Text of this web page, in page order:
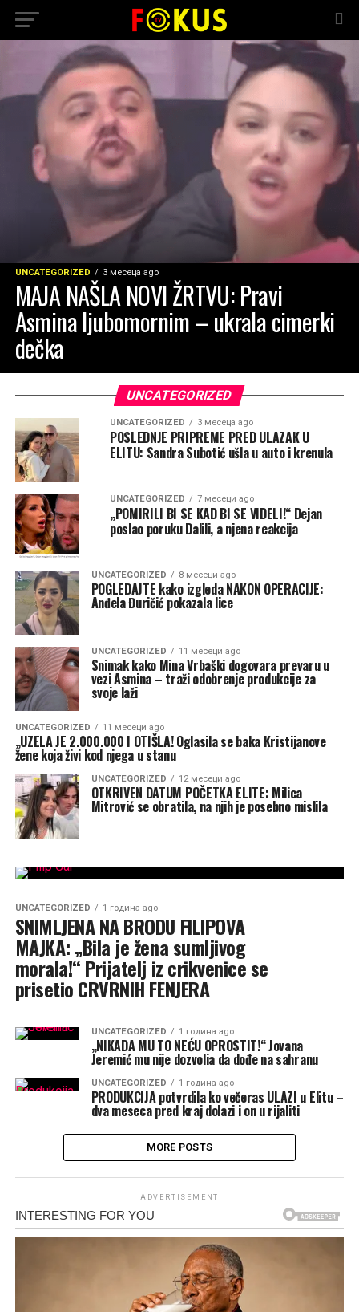
UNCATEGORIZED 3 месеца ago
MAJA NAŠLA NOVI ŽRTVU: Pravi
Asmina ljubomornim – ukrala cimerki
dečka
UNCATEGORIZED
UNCATEGORIZED 3 месеца ago
POSLEDNJE PRIPREME PRED ULAZAK U
ELITU: Sandra Subotić ušla u auto i krenula
UNCATEGORIZED 7 месеци ago
„POMIRILI BI SE KAD BI SE VIDELI!“ Dejan
poslao poruku Dalili, a njena reakcija
UNCATEGORIZED 8 месеци ago
POGLEDAJTE kako izgleda NAKON OPERACIJE:
Anđela Đuričić pokazala lice
UNCATEGORIZED 11 месеци ago
Snimak kako Mina Vrbaški dogovara prevaru u
vezi Asmina – traži odobrenje produkcije za
svoje laži
UNCATEGORIZED 11 месеци ago
„UZELA JE 2.000.000 I OTIŠLA! Oglasila se baka Kristijanove
žene koja živi kod njega u stanu
UNCATEGORIZED 12 месеци ago
OTKRIVEN DATUM POČETKA ELITE: Milica
Mitrović se obratila, na njih je posebno mislila
UNCATEGORIZED 1 година ago
SNIMLJENA NA BRODU FILIPOVA
MAJKA: „Bila je žena sumljivog
morala!“ Prijatelj iz crikvenice se
prisetio CRVRNIH FENJERA
UNCATEGORIZED 1 година ago
„NIKADA MU TO NEĆU OPROSTIT!“ Jovana
Jeremić mu nije dozvolia da dođe na sahranu
UNCATEGORIZED 1 година ago
PRODUKCIJA potvrdila ko večeras ULAZI u Elitu –
dva meseca pred kraj dolazi i on u rijaliti
MORE POSTS
ADVERTISEMENT